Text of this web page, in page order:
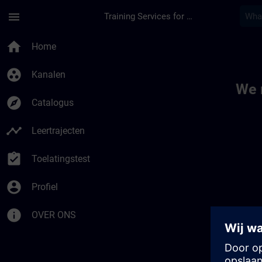
menu Training Services for Digital Industries
home Home
group_work Kanalen
explore Catalogus
timeline Leertrajecten
assignment_turned_in Toelatingstest
account_circle Profiel
info OVER ONS
We